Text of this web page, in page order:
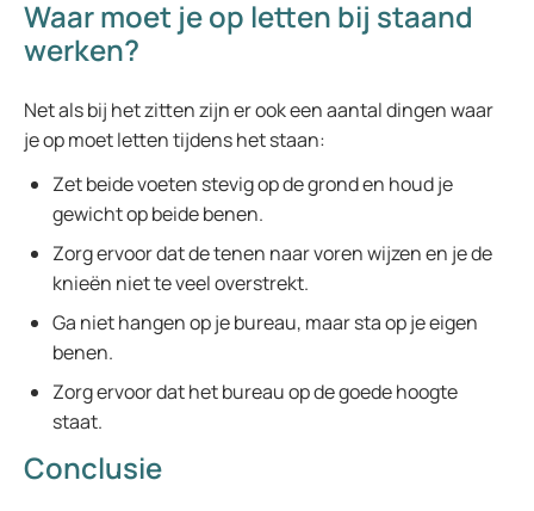
Waar moet je op letten bij staand
werken?
Net als bij het zitten zijn er ook een aantal dingen waar
je op moet letten tijdens het staan:
Zet beide voeten stevig op de grond en houd je
gewicht op beide benen.
Zorg ervoor dat de tenen naar voren wijzen en je de
knieën niet te veel overstrekt.
Ga niet hangen op je bureau, maar sta op je eigen
benen.
Zorg ervoor dat het bureau op de goede hoogte
staat.
Conclusie